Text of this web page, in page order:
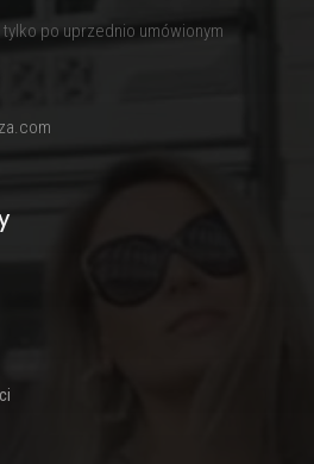
po uprzednio umówionym